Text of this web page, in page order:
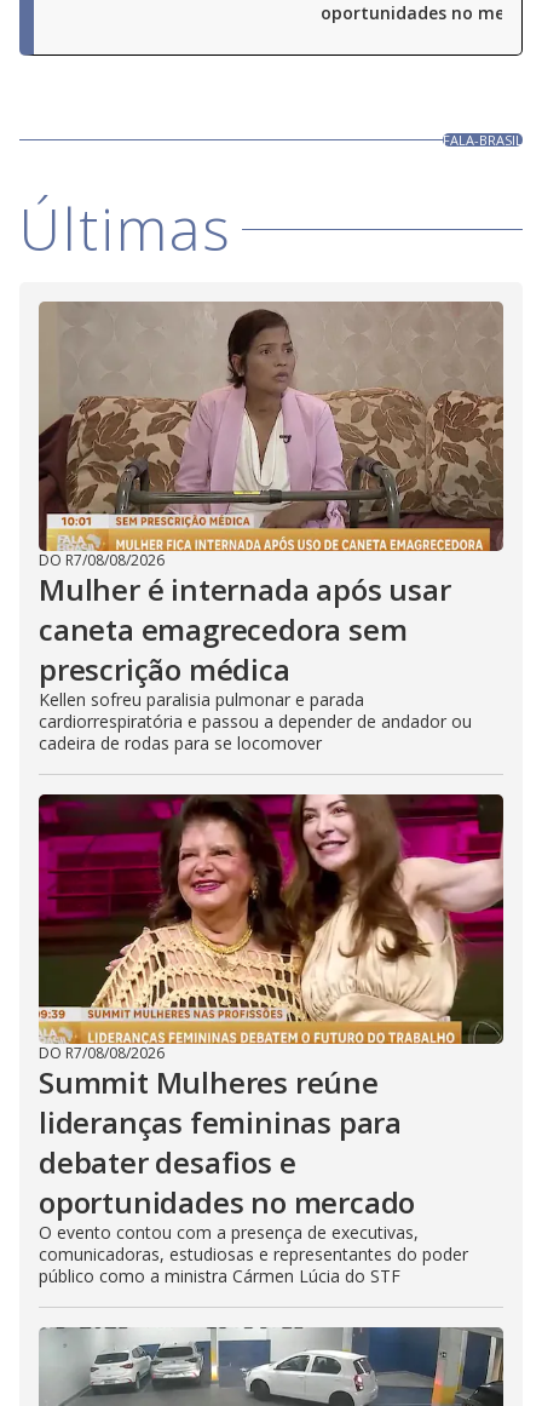
oportunidades no
FALA-BRASIL
Últimas
DO R7/08/08/2026
Mulher é internada após usar
caneta emagrecedora sem
prescrição médica
Kellen sofreu paralisia pulmonar e parada
cardiorrespiratória e passou a depender de andador ou
cadeira de rodas para se locomover
DO R7/08/08/2026
Summit Mulheres reúne
lideranças femininas para
debater desafios e
oportunidades no mercado
O evento contou com a presença de executivas,
comunicadoras, estudiosas e representantes do poder
público como a ministra Cármen Lúcia do STF